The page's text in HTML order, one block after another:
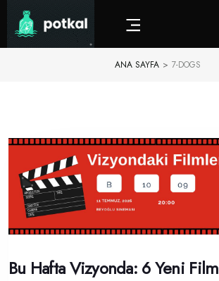
ANA SAYFA > 7-DOGS
Bu Hafta Vizyonda: 6 Yeni Film